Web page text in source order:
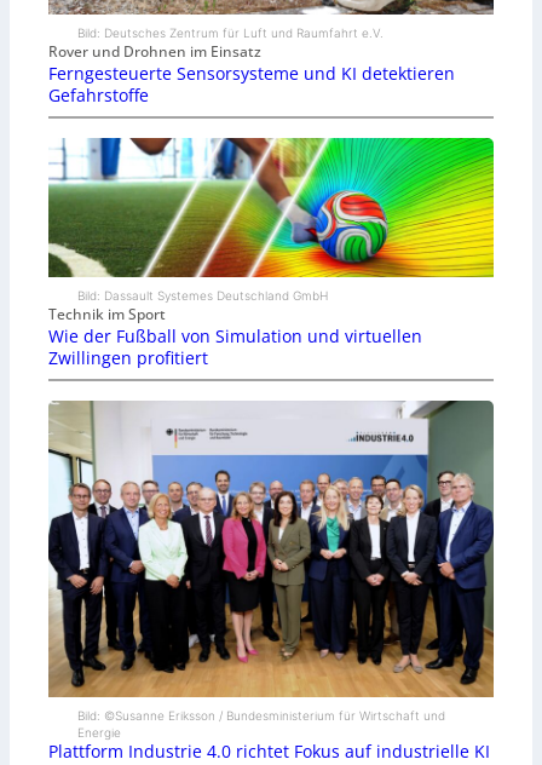
Bild: Deutsches Zentrum für Luft und Raumfahrt e.V.
Rover und Drohnen im Einsatz
Ferngesteuerte Sensorsysteme und KI detektieren
Gefahrstoffe
Bild: Dassault Systemes Deutschland GmbH
Technik im Sport
Wie der Fußball von Simulation und virtuellen
Zwillingen profitiert
Bild: ©Susanne Eriksson / Bundesministerium für Wirtschaft und
Energie
Plattform Industrie 4.0 richtet Fokus auf industrielle KI